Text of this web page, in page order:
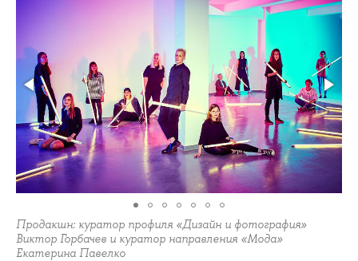
Продакшн: куратор профиля «Дизайн и фотография»
Виктор Горбачев и куратор направления «Мода»
Екатерина Павелко